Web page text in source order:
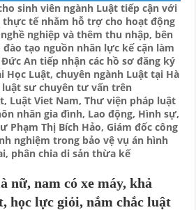
sinh viên ngành Luật tiếp cận với
thực tế nhằm hỗ trợ cho hoạt động
nghiệp và thêm thu nhập, bên
tạo nguồn nhân lực kế cận làm
An tiếp nhận các hồ sơ đăng ký
Luật, chuyên ngành Luật tại Hà
sư chuyên tư vấn trên
Luật Viet Nam, Thư viện pháp luật
nhân gia đình, Lao động, Hình sự,
Phạm Thị Bích Hảo, Giám đốc công
nghiệm trong bảo vệ vụ án hình
phân chia di sản thừa kế
nữ, nam có xe máy, khả
học lực giỏi, nắm chắc luật